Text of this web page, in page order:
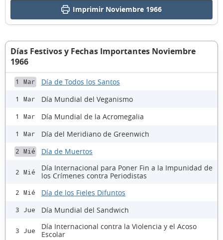
Imprimir Noviembre 1966
Días Festivos y Fechas Importantes Noviembre
1966
1 Mar Día de Todos los Santos
1 Mar Día Mundial del Veganismo
1 Mar Día Mundial de la Acromegalia
1 Mar Día del Meridiano de Greenwich
2 Mié Día de Muertos
2 Mié
Día Internacional para Poner Fin a la Impunidad de
los Crímenes contra Periodistas
2 Mié Día de los Fieles Difuntos
3 Jue Día Mundial del Sandwich
3 Jue
Día Internacional contra la Violencia y el Acoso
Escolar